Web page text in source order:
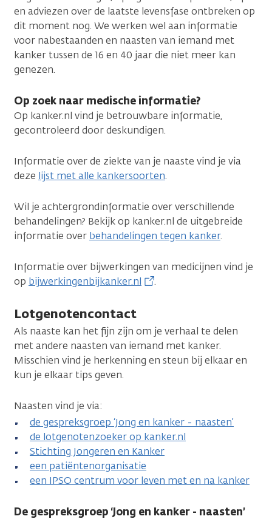
en adviezen over de laatste levensfase ontbreken op
dit moment nog. We werken wel aan informatie
voor nabestaanden en naasten van iemand met
kanker tussen de 16 en 40 jaar die niet meer kan
genezen.
Op zoek naar medische informatie?
Op kanker.nl vind je betrouwbare informatie,
gecontroleerd door deskundigen.
Informatie over de ziekte van je naaste vind je via
deze lijst met alle kankersoorten.
Wil je achtergrondinformatie over verschillende
behandelingen? Bekijk op kanker.nl de uitgebreide
informatie over behandelingen tegen kanker.
Informatie over bijwerkingen van medicijnen vind je
op bijwerkingenbijkanker.nl .
Lotgenotencontact
Als naaste kan het fijn zijn om je verhaal te delen
met andere naasten van iemand met kanker.
Misschien vind je herkenning en steun bij elkaar en
kun je elkaar tips geven.
Naasten vind je via:
de gespreksgroep ‘Jong en kanker - naasten’
de lotgenotenzoeker op kanker.nl
Stichting Jongeren en Kanker
een patiëntenorganisatie
een IPSO centrum voor leven met en na kanker
De gespreksgroep ‘Jong en kanker - naasten’